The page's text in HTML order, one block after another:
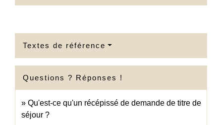
Textes de référence
Questions ? Réponses !
Qu'est-ce qu'un récépissé de demande de titre de
séjour ?